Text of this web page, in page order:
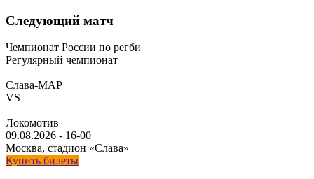
Следующий матч
Чемпионат России по регби
Регулярный чемпионат
Слава-МАР
VS
Локомотив
09.08.2026 - 16-00
Москва, стадион «Слава»
Купить билеты